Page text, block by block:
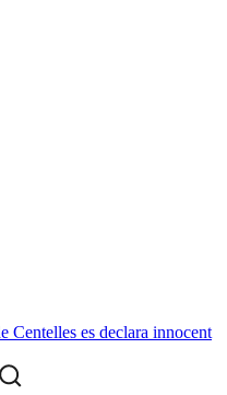
Centelles es declara innocent